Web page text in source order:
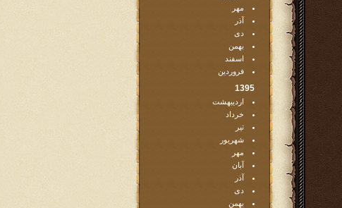
مهر
آذر
دی
بهمن
اسفند
فروردین
1395
اردیبهشت
خرداد
تیر
شهریور
مهر
آبان
آذر
دی
بهمن